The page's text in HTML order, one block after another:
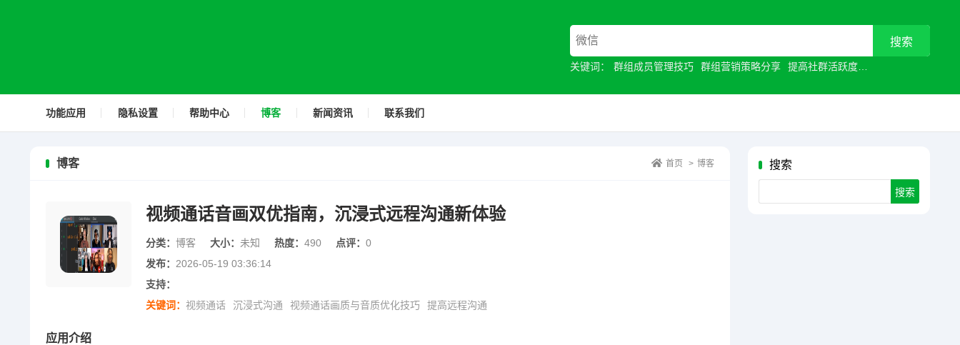
关键词： 群组成员管理技巧 群组营销策略分享 提高社群活跃度
功能应用 隐私设置 帮助中心 博客 新闻资讯 联系我们
搜索
博客 首页 > 博客
视频通话音画双优指南，沉浸式远程沟通新体验
分类： 博客 大小： 未知 热度： 490 点评： 0
发布： 2026-05-19 03:36:14
支持：
关键词： 视频通话 沉浸式沟通 视频通话画质与音质优化技巧 提高远程沟通
应用介绍